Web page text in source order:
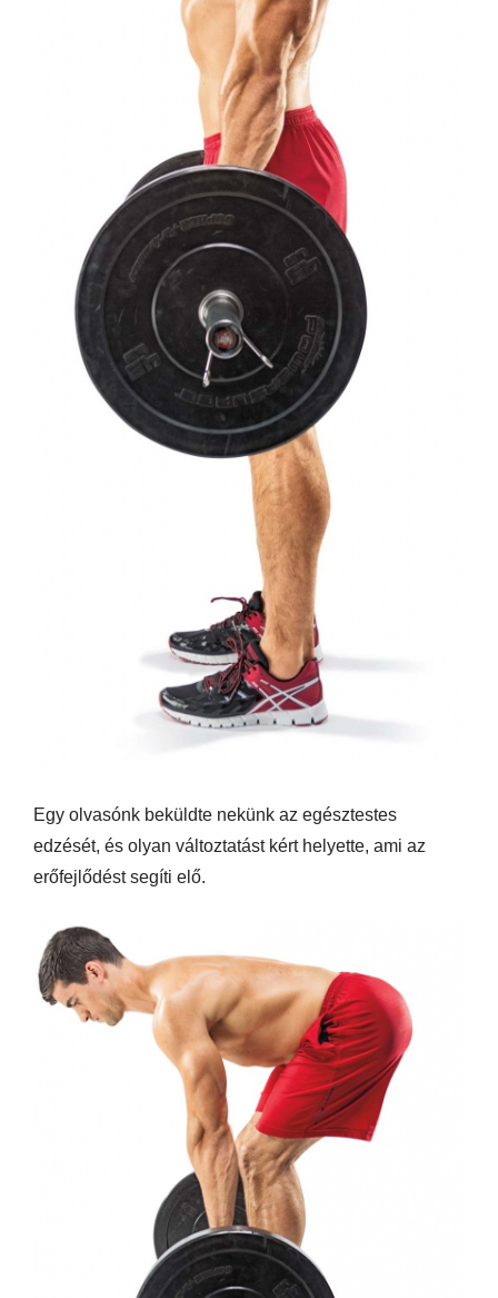
Egy olvasónk beküldte nekünk az egésztestes
edzését, és olyan változtatást kért helyette, ami az
erőfejlődést segíti elő.